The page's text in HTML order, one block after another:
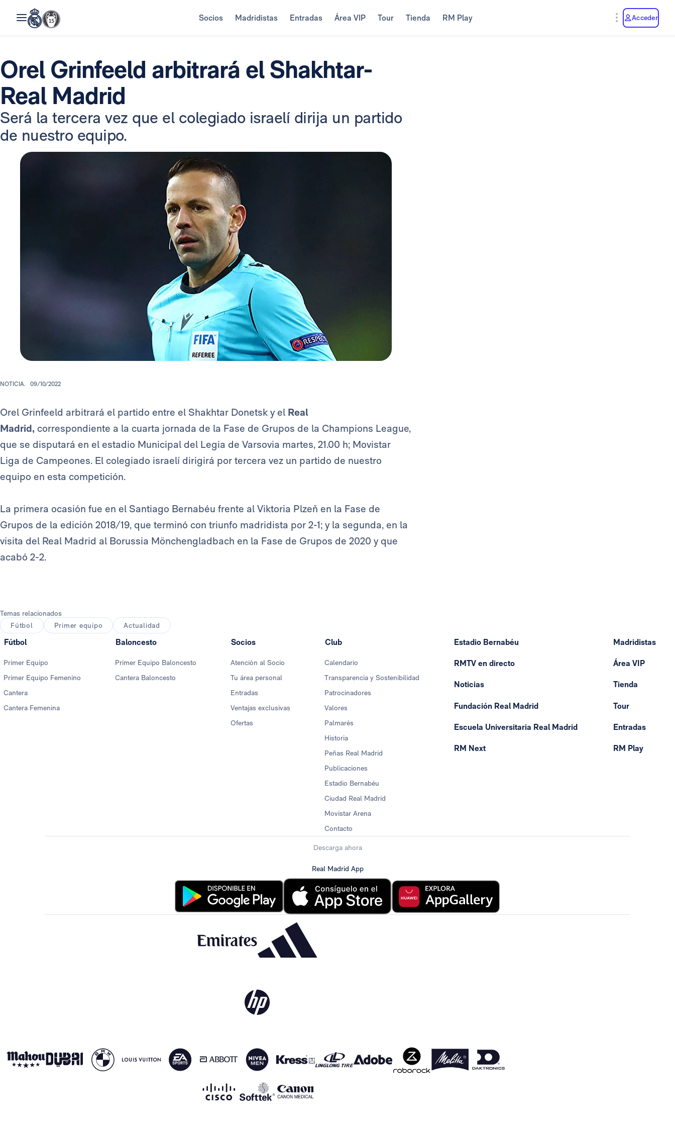
Socios Madridistas Entradas Área VIP Tour Tienda RM Play Acceder
Orel Grinfeeld arbitrará el Shakhtar-
Real Madrid
Será la tercera vez que el colegiado israelí dirija un partido
de nuestro equipo.
NOTICIA. 09/10/2022
Orel Grinfeeld arbitrará el partido entre el Shakhtar Donetsk y el Real
Madrid, correspondiente a la cuarta jornada de la Fase de Grupos de la Champions League,
que se disputará en el estadio Municipal del Legia de Varsovia martes, 21.00 h; Movistar
Liga de Campeones. El colegiado israelí dirigirá por tercera vez un partido de nuestro
equipo en esta competición.
La primera ocasión fue en el Santiago Bernabéu frente al Viktoria Plzeň en la Fase de
Grupos de la edición 2018/19, que terminó con triunfo madridista por 2-1; y la segunda, en la
visita del Real Madrid al Borussia Mönchengladbach en la Fase de Grupos de 2020 y que
acabó 2-2.
Temas relacionados
Fútbol
Primer equipo Actualidad
Fútbol
Primer Equipo
Primer Equipo Femenino
Cantera
Cantera Femenina
Baloncesto
Primer Equipo Baloncesto
Cantera Baloncesto
Socios
Atención al Socio
Tu área personal
Entradas
Ventajas exclusivas
Ofertas
Club
Calendario
Transparencia y Sostenibilidad
Patrocinadores
Valores
Palmarés
Historia
Peñas Real Madrid
Publicaciones
Estadio Bernabéu
Ciudad Real Madrid
Movistar Arena
Contacto
Estadio Bernabéu
RMTV en directo
Noticias
Fundación Real Madrid
Escuela Universitaria Real Madrid
RM Next
Madridistas
Área VIP
Tienda
Tour
Entradas
RM Play
Descarga ahora
Real Madrid App